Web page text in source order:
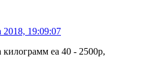
2018, 19:09:07
еа 40 - 2500р,